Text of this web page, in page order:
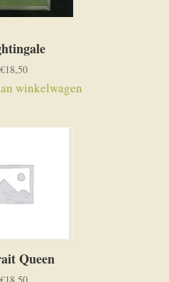
€18,50
winkelwagen
Queen